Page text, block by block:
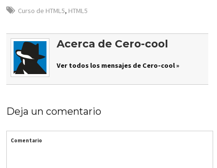
Curso de HTML5, HTML5
Acerca de Cero-cool
Ver todos los mensajes de Cero-cool »
Deja un comentario
Comentario